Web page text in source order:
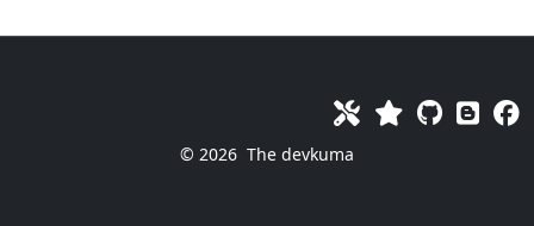
© 2026 The devkuma